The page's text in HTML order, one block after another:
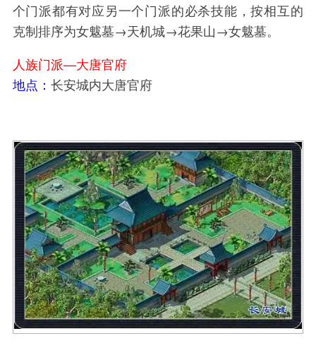
个门派都有对应另一个门派的必杀技能，按相互的
克制排序为女魃墓→天机城→花果山→女魃墓。
人族门派—大唐官府
地点： 长安城内大唐官府